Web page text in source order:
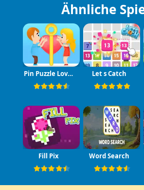
Ähnliche
Pin Puzzle Love Story Let s Catch
Fill Pix Word Search